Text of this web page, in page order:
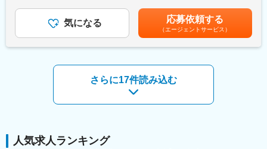
アバージェンスが現場で培った「事業成果を生み出すノウハウ」
を蒸留・構造化した、超実践的な研修を提供します。座学の知識
提供にとどまらず、実際の事業成果に直結するスキル習得を支援
します。
■担当エリア・働き方：
・勤務スタイル： ハンズオン型支援のため、クライアント先（企
業のオフィスや工場、拠点など）への常駐が基本となります。
■業務詳細：
・データ基盤のシステムアーキテクチャ検討
・データ処理フローの実装
※アジャイル型開発のため、クライアントの業務改善を継続的に実
現するべく仕組みの改善提案・構築・運用をシームレスに行いま
DI Platformサービスではクライアントの新規システム構築や既存
ご経験・スキルに応じて決定。賃金はあくまでも目安の金額であ
り、選考を通じて上下する可能性があります。月給(月額)は固定手
当を含めた表記です。
気になる 応募依頼する
（エージェントサービス）
さらに17件読み込む
人気求人ランキング